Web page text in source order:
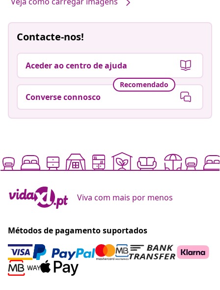
Contacte-nos!
Aceder ao centro de ajuda
Recomendado
Converse connosco
Viva com mais por menos
Métodos de pagamento suportados